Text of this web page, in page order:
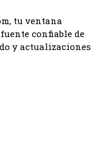
tu ventana
confiable de
y actualizaciones